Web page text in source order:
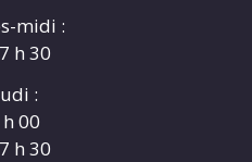
midi :
h 30
:
00
h 30